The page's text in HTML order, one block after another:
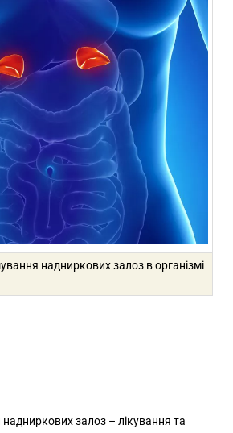
надниркових залоз в організмі
надниркових залоз – лікування та